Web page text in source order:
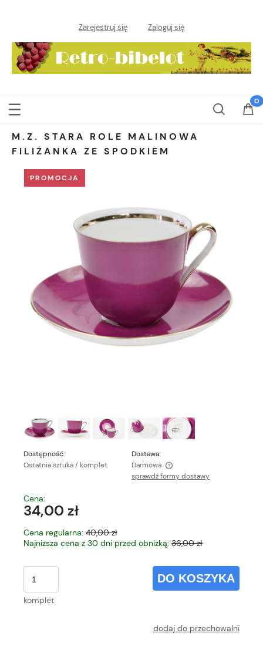
Zarejestruj się Zaloguj się
M.Z. STARA ROLE MALINOWA
FILIŻANKA ZE SPODKIEM
PROMOCJA
Dostępność:
Ostatnia sztuka / komplet
Dostawa:
Darmowa
Cena nie zawiera ewentualnych kosztów płatności
sprawdź formy dostawy
Cena:
34,00 zł
Cena regularna: 40,00 zł
Najniższa cena z 30 dni przed obniżką: 36,00 zł
komplet
DO KOSZYKA
dodaj do przechowalni